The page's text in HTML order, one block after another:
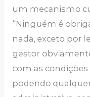
um mecanismo
“Ninguém é
nada, exceto por
gestor
com as
podendo